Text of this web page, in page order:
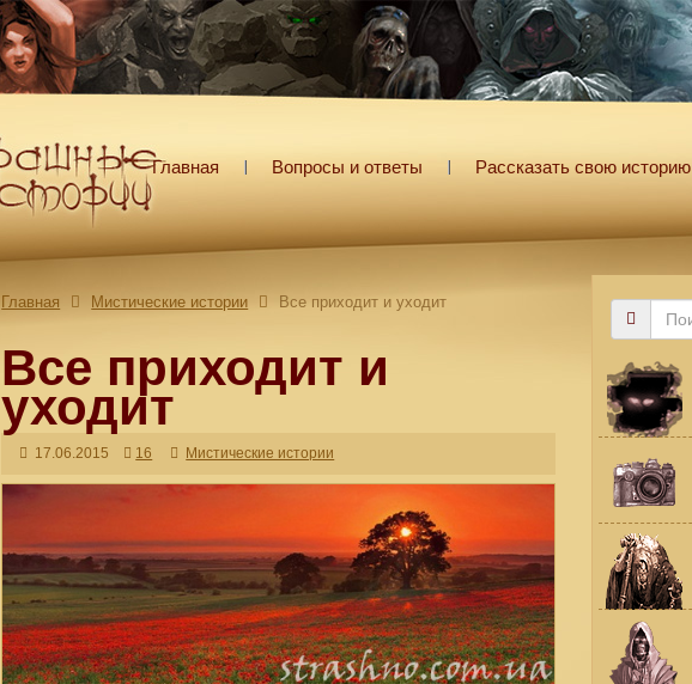
Главная Вопросы и ответы Рассказать свою историю
Главная Мистические истории Все приходит и уходит
Все приходит и
уходит
17.06.2015 16 Мистические истории
Поиск